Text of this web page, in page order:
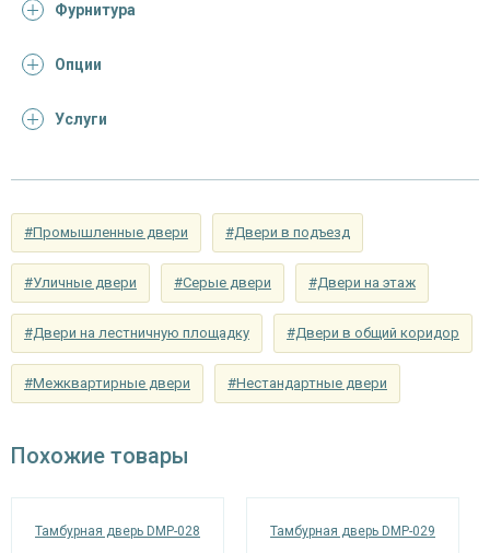
Ребра жесткости
Запирающие устройства и фурнитура
Верхний замок
«ПРО-САМ» цилиндровый с ручкой-скобой, 3-
х ригельный
Нижний замок на выбор
Глазок
устройства
блокираторы
Фурнитура
Опции
Услуги
#Промышленные двери #Двери в подъезд
#Уличные двери #Серые двери #Двери на этаж
#Двери на лестничную площадку #Двери в общий коридор
#Межквартирные двери #Нестандартные двери
Похожие товары
Тамбурная дверь DMP-028 Тамбурная дверь DMP-029